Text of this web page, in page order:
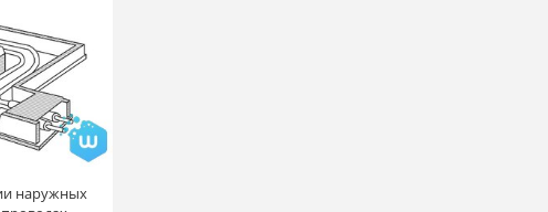
наружных